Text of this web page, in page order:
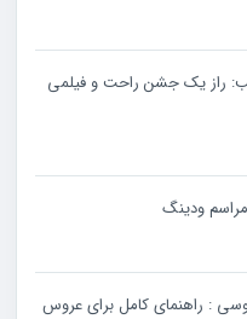
راز یک جشن راحت و فیلمی
ودینگ
: راهنمای کامل برای عروس